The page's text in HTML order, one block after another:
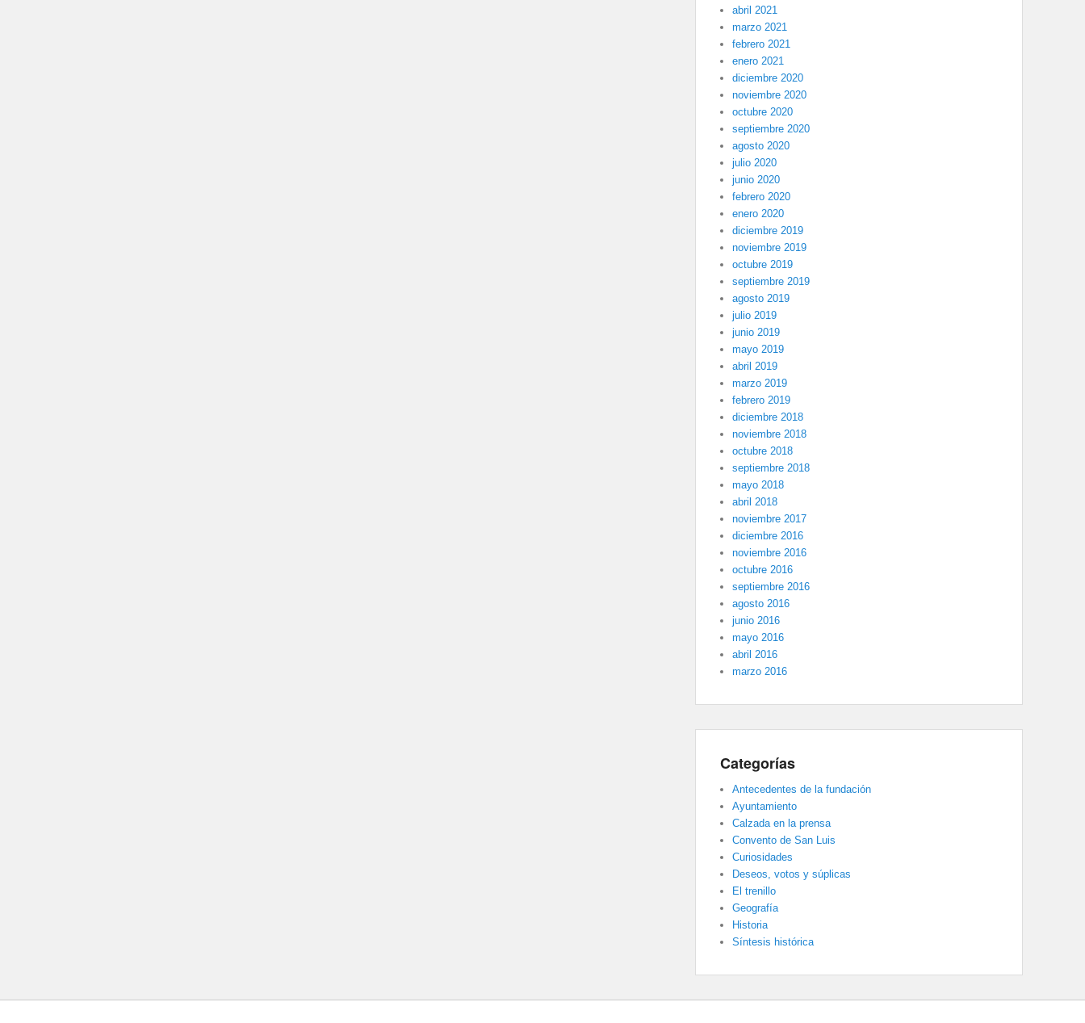
abril 2021
marzo 2021
febrero 2021
enero 2021
diciembre 2020
noviembre 2020
octubre 2020
septiembre 2020
agosto 2020
julio 2020
junio 2020
febrero 2020
enero 2020
diciembre 2019
noviembre 2019
octubre 2019
septiembre 2019
agosto 2019
julio 2019
junio 2019
mayo 2019
abril 2019
marzo 2019
febrero 2019
diciembre 2018
noviembre 2018
octubre 2018
septiembre 2018
mayo 2018
abril 2018
noviembre 2017
diciembre 2016
noviembre 2016
octubre 2016
septiembre 2016
agosto 2016
junio 2016
mayo 2016
abril 2016
marzo 2016
Categorías
Antecedentes de la fundación
Ayuntamiento
Calzada en la prensa
Convento de San Luis
Curiosidades
Deseos, votos y súplicas
El trenillo
Geografía
Historia
Síntesis histórica